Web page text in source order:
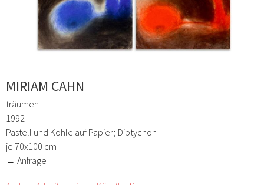
MIRIAM CAHN
träumen
1992
Pastell und Kohle auf Papier; Diptychon
je 70x100 cm
→ Anfrage